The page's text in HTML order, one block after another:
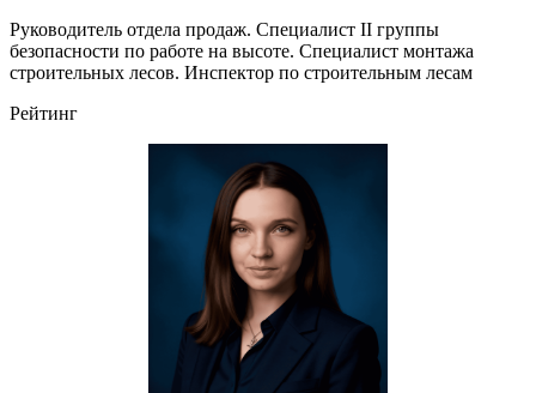
Руководитель отдела продаж. Специалист II группы
безопасности по работе на высоте. Специалист монтажа
строительных лесов. Инспектор по строительным лесам
Рейтинг